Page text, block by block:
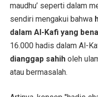
maudhu’ seperti dalam
sendiri mengakui bahwa
dalam Al-Kafi yang
16.000 hadis dalam Al-
dianggap sahih oleh
atau bermasalah.